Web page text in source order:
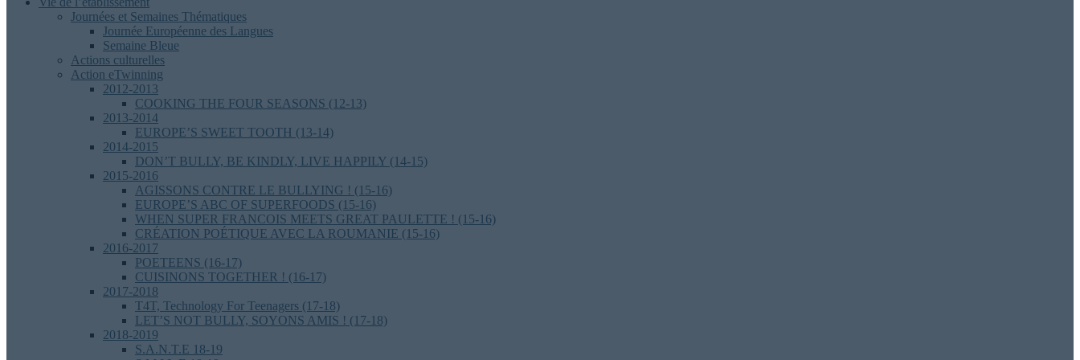
Journées et Semaines Thématiques
Journée Européenne des Langues
Semaine Bleue
Actions culturelles
Action eTwinning
2012-2013
COOKING THE FOUR SEASONS (12-13)
2013-2014
EUROPE’S SWEET TOOTH (13-14)
2014-2015
DON’T BULLY, BE KINDLY, LIVE HAPPILY (14-15)
2015-2016
AGISSONS CONTRE LE BULLYING ! (15-16)
EUROPE’S ABC OF SUPERFOODS (15-16)
WHEN SUPER FRANCOIS MEETS GREAT PAULETTE ! (15-16)
CRÉATION POÉTIQUE AVEC LA ROUMANIE (15-16)
2016-2017
POETEENS (16-17)
CUISINONS TOGETHER ! (16-17)
2017-2018
T4T, Technology For Teenagers (17-18)
LET’S NOT BULLY, SOYONS AMIS ! (17-18)
2018-2019
S.A.N.T.E 18-19